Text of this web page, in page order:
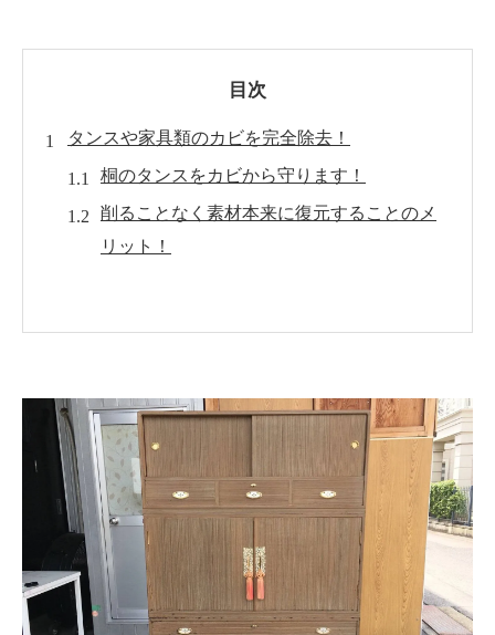
目次
タンスや家具類のカビを完全除去！
桐のタンスをカビから守ります！
削ることなく素材本来に復元することのメ
リット！